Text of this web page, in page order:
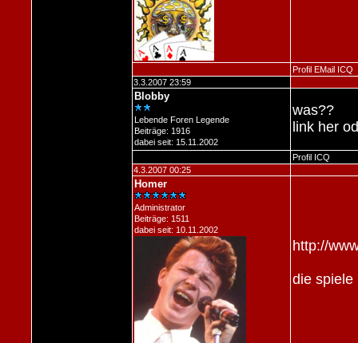
Profil EMail ICQ
3.3.2007 23:59
Blobby
Lebende Foren Legende
Beiträge: 1916
dabei seit: 15.11.2002
was??
link her
Profil ICQ
4.3.2007 00:25
Homer
Administrator
Beiträge: 1511
dabei seit: 10.11.2002
http://
die spiele